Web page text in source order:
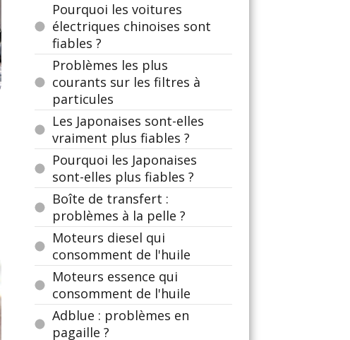
Pourquoi les voitures
électriques chinoises sont
fiables ?
Problèmes les plus
courants sur les filtres à
particules
Les Japonaises sont-elles
vraiment plus fiables ?
Pourquoi les Japonaises
sont-elles plus fiables ?
Boîte de transfert :
problèmes à la pelle ?
Moteurs diesel qui
consomment de l'huile
Moteurs essence qui
consomment de l'huile
Adblue : problèmes en
pagaille ?